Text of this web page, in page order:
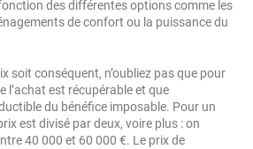
des différentes options comme les
de confort ou la puissance du
soit conséquent, n’oubliez pas que pour
l’achat est récupérable et que
du bénéfice imposable. Pour un
est divisé par deux, voire plus : on
40 000 et 60 000 €. Le prix de